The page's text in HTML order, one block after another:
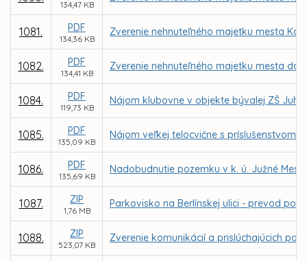
134,47 KB
1081. PDF
134,36 KB
Zverenie nehnuteľného majetku mesta
1082. PDF
134,41 KB
Zverenie nehnuteľného majetku mesta do
1084. PDF
119,73 KB
Nájom klubovne v objekte bývalej ZŠ
1085. PDF
135,09 KB
Nájom veľkej telocvične s príslušenstvom
1086. PDF
135,69 KB
Nadobudnutie pozemku v k. ú. Južné
1087. ZIP
1,76 MB
Parkovisko na Berlínskej ulici - prevod
1088. ZIP
523,07 KB
Zverenie komunikácií a prislúchajúcich